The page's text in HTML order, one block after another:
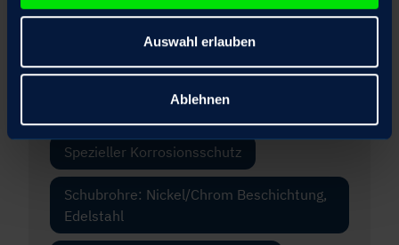
Auswahl erlauben
Ablehnen
Motor mit Haltebremse optional mit
mit elektrischer Motoranlaufsperre
Spezieller Korrosionsschutz
Schubrohre: Nickel/Chrom Beschichtung,
Edelstahl